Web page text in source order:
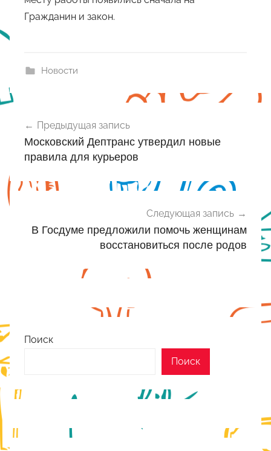
Гражданин и закон.
Новости
по
записям
Предыдущая запись
Московский Дептранс утвердил новые
правила для курьеров
Следующая запись
В Госдуме предложили помочь женщинам
восстановиться после родов
Поиск
Поиск